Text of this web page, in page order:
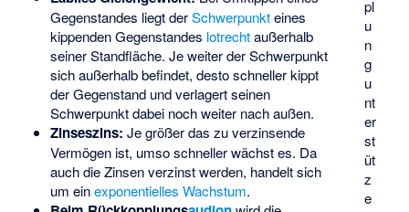
pl
u
n
g
u
nt
er
st
üt
z
e
Gegenstandes liegt derSchwerpunkteines
kippenden Gegenstandes lotrechtaußerhalb
seiner Standfläche. Je weiter der Schwerpunkt
sich außerhalb befindet, desto schneller kippt
der Gegenstand und verlagert seinen
Schwerpunkt dabei noch weiter nach außen.
Zinseszins: Je größer das zu verzinsende
Vermögen ist, umso schneller wächst es. Da
auch die Zinsen verzinst werden, handelt sich
um einexponentielles Wachstum.